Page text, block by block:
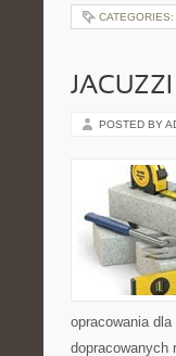
CATEGORIES:
POSTED BY
opracowania
dopracowanych